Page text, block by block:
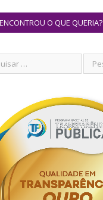
O QUE QUERIA?